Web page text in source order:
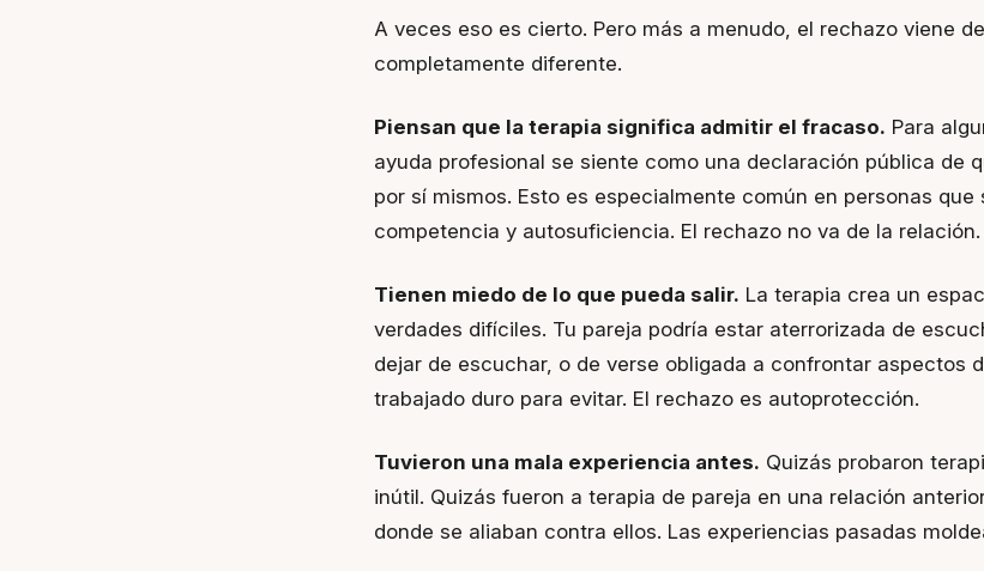
A veces eso es cierto. Pero más a menudo, el rechazo viene
completamente diferente.
Piensan que la terapia significa admitir el fracaso. Para
ayuda profesional se siente como una declaración pública de
por sí mismos. Esto es especialmente común en personas que
competencia y autosuficiencia. El rechazo no va de la
Tienen miedo de lo que pueda salir. La terapia crea un
verdades difíciles. Tu pareja podría estar aterrorizada de
dejar de escuchar, o de verse obligada a confrontar aspectos
trabajado duro para evitar. El rechazo es autoprotección.
Tuvieron una mala experiencia antes. Quizás probaron
inútil. Quizás fueron a terapia de pareja en una relación
donde se aliaban contra ellos. Las experiencias pasadas